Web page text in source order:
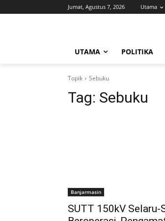
Jumat, Agustus 7, 2026 Utama
UTAMA POLITIKA
Topik Sebuku
Tag: Sebuku
Banjarmasin
SUTT 150kV Selaru-